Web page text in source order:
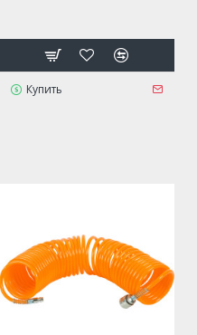
Купить